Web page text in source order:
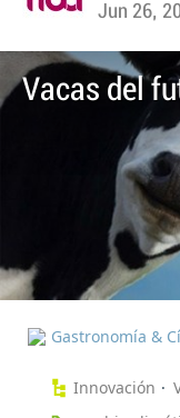
Jun 26,
Vacas del
Gastronomía &
Innovación